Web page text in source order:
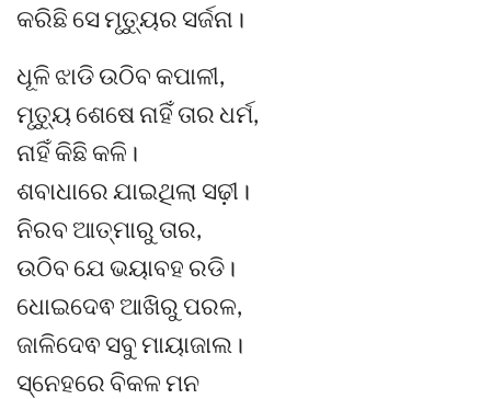
କରିଛି ସେ ମୃତ୍ୟୁର ସର୍ଜନା।
ଧୂଳି ଝାଡି ଉଠିବ କପାଳୀ,
ମୃତ୍ୟୁ ଶେଷେ ନାହିଁ ତାର ଧର୍ମ,
ନାହିଁ କିଛି କଳି।
ଶବାଧାରେ ଯାଇଥିଲା ସଢ଼ୀ।
ନିରବ ଆତ୍ମାରୁ ତାର,
ଉଠିବ ଯେ ଭୟାବହ ରଡି।
ଧୋଇଦେଵ ଆଖିରୁ ପରଳ,
ଜାଳିଦେଵ ସବୁ ମାୟାଜାଲ।
ସ୍ନେହରେ ବିକଳ ମନ